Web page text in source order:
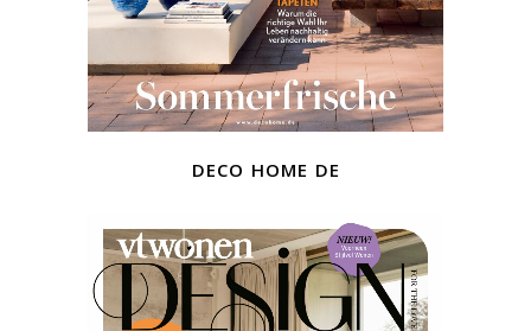
deco home de